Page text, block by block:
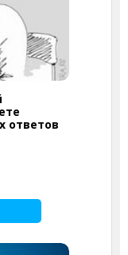
ответов